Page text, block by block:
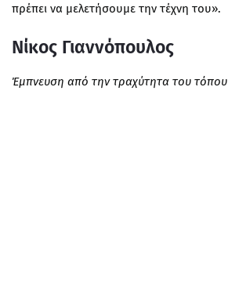
πρέπει να μελετήσουμε την τέχνη του».
Νίκος Γιαννόπουλος
Έμπνευση από την τραχύτητα του τόπου